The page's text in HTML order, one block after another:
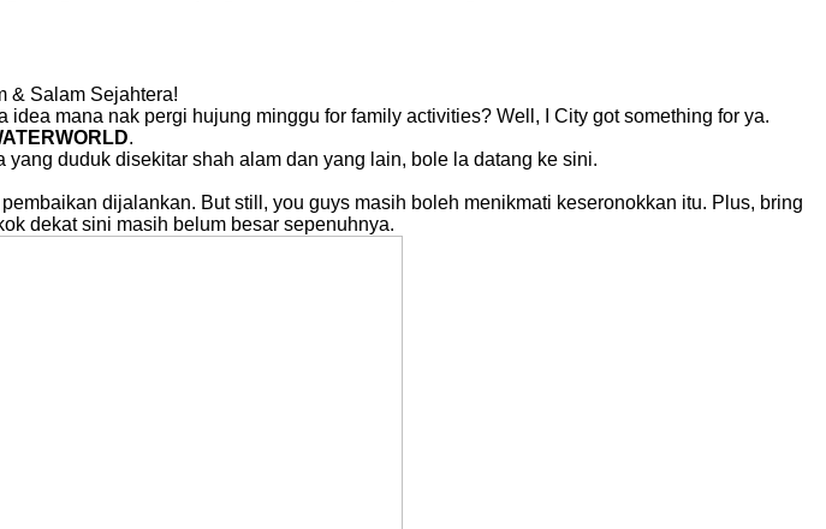
& Salam Sejahtera!
mana nak pergi hujung minggu for family activities? Well, I City got something for ya.
.
duduk disekitar shah alam dan yang lain, bole la datang ke sini.
dijalankan. But still, you guys masih boleh menikmati keseronokkan itu. Plus, bring
dekat sini masih belum besar sepenuhnya.